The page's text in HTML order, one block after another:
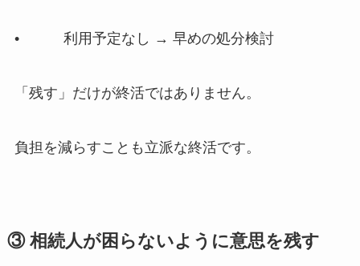
• 利用予定なし → 早めの処分検討
「残す」だけが終活ではありません。
負担を減らすことも立派な終活です。
③ 相続人が​困らないように​意思を​残す